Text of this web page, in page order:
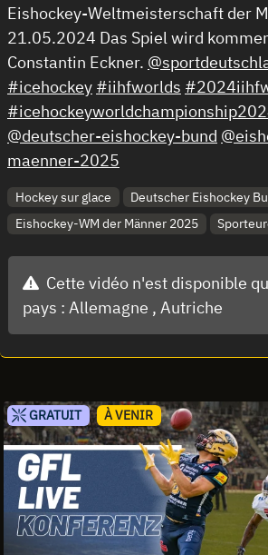
Eishockey-Weltmeisterschaft der
21.05.2024 Das Spiel wird
Constantin Eckner.
#icehockey #iihfworlds
@deutscher-eishockey-bund
maenner-2025
Hockey sur glace
Deutscher Eishockey
Eishockey-WM der Männer 2025
Cette vidéo n'est disponible
pays : Allemagne , Autriche
GRATUIT À VENIR